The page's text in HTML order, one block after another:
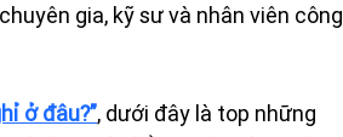
gia, kỹ sư và nhân viên công
ở đâu?”, dưới đây là top những